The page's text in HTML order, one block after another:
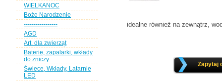
WIELKANOC
Boże Narodzenie
-----------------
AGD
Art. dla zwierząt
Baterie, zapalarki, wkłady
do zniczy
Świece, Wkłady, Latarnie
LED
idealne również na zewnątrz,
Zapytaj